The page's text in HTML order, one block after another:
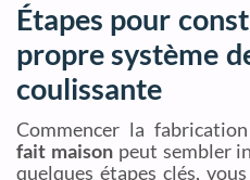
Étapes pour
propre système
coulissante
Commencer la fabrication
fait maisonpeut sembler
quelques étapes clés,